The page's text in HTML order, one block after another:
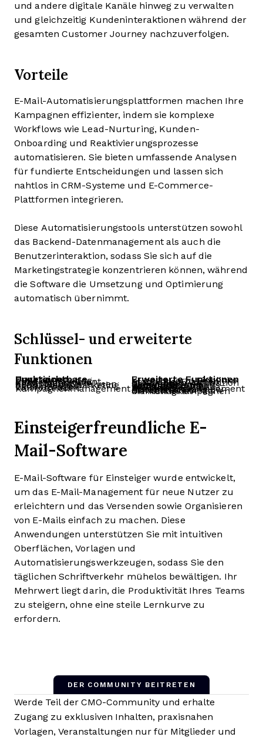
und andere digitale Kanäle hinweg zu verwalten
und gleichzeitig Kundeninteraktionen während der
gesamten Customer Journey nachzuverfolgen.
Vorteile
E-Mail-Automatisierungsplattformen machen Ihre
Kampagnen effizienter, indem sie komplexe
Workflows wie Lead-Nurturing, Kunden-
Onboarding und Reaktivierungsprozesse
automatisieren. Sie bieten umfassende Analysen
für fundierte Entscheidungen und lassen sich
nahtlos in CRM-Systeme und E-Commerce-
Plattformen integrieren.
Diese Automatisierungstools unterstützen sowohl
das Backend-Datenmanagement als auch die
Benutzerinteraktion, sodass Sie sich auf die
Marketingstrategie konzentrieren können, während
die Software die Umsetzung und Optimierung
automatisch übernimmt.
Schlüssel- und erweiterte
Funktionen
Unverzichtbare Funktionen Erweiterte Funktionen
E-Mail-Marketing KI-gesteuerte Einblicke
Lead-Management Prädiktive Analysen
CRM-Integration Multi-Touch-Attribution
Berichte und Analysen Erweiterte Segmentierung
Social Media Marketing Dynamische Inhalts-Personalisierung
Landingpages Verhaltensbasierte Nachverfolgung
Webformulare A/B-Tests
KampagnenmanagementMarketing-Ressourcenmanagement
Erweiterte Workflow-Automatisierung
Omnichannel-Marketingkampagnen
Einsteigerfreundliche E-
Mail-Software
E-Mail-Software für Einsteiger wurde entwickelt,
um das E-Mail-Management für neue Nutzer zu
erleichtern und das Versenden sowie Organisieren
von E-Mails einfach zu machen. Diese
Anwendungen unterstützen Sie mit intuitiven
Oberflächen, Vorlagen und
Automatisierungswerkzeugen, sodass Sie den
täglichen Schriftverkehr mühelos bewältigen. Ihr
Mehrwert liegt darin, die Produktivität Ihres Teams
zu steigern, ohne eine steile Lernkurve zu
erfordern.
DER COMMUNITY BEITRETEN
Werde Teil der CMO-Community und erhalte
Zugang zu exklusiven Inhalten, praxisnahen
Vorlagen, Veranstaltungen nur für Mitglieder und